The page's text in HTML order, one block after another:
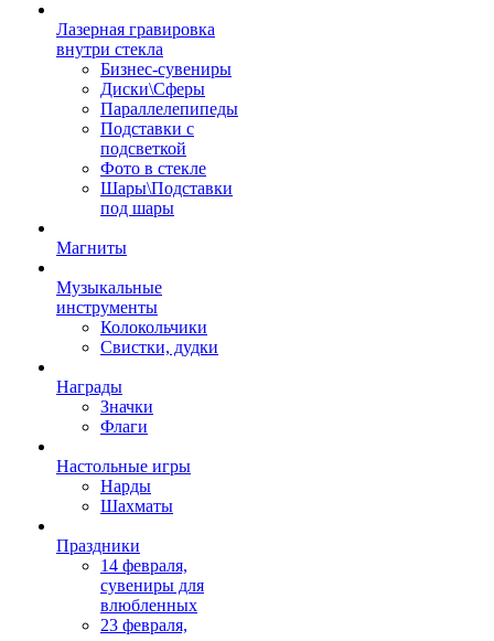
Лазерная гравировка
внутри стекла
Бизнес-сувениры
Диски\Сферы
Параллелепипеды
Подставки с
подсветкой
Фото в стекле
Шары\Подставки
под шары
Магниты
Музыкальные
инструменты
Колокольчики
Свистки, дудки
Награды
Значки
Флаги
Настольные игры
Нарды
Шахматы
Праздники
14 февраля,
сувениры для
влюбленных
23 февраля,